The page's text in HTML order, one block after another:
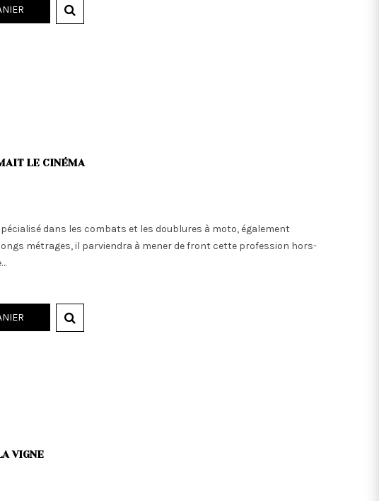
LE CINÉMA
dans les combats et les doublures à moto, également
métrages, il parviendra à mener de front cette profession hors-
VIGNE